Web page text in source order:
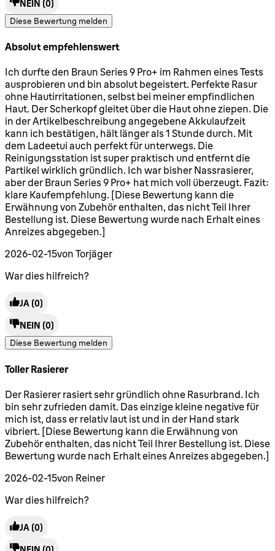
NEIN (0)
Diese Bewertung melden
Absolut empfehlenswert
5 Sterne von maximal 5
Ich durfte den Braun Series 9 Pro+ im Rahmen eines Tests
ausprobieren und bin absolut begeistert. Perfekte Rasur
ohne Hautirritationen, selbst bei meiner empfindlichen
Haut. Der Scherkopf gleitet über die Haut ohne ziepen. Die
in der Artikelbeschreibung angegebene Akkulaufzeit
kann ich bestätigen, hält länger als 1 Stunde durch. Mit
dem Ladeetui auch perfekt für unterwegs. Die
Reinigungsstation ist super praktisch und entfernt die
Partikel wirklich gründlich. Ich war bisher Nassrasierer,
aber der Braun Series 9 Pro+ hat mich voll überzeugt. Fazit:
klare Kaufempfehlung. [Diese Bewertung kann die
Erwähnung von Zubehör enthalten, das nicht Teil Ihrer
Bestellung ist. Diese Bewertung wurde nach Erhalt eines
Anreizes abgegeben.]
2026-02-15von Torjäger
War dies hilfreich?
JA (0)
NEIN (0)
Diese Bewertung melden
Toller Rasierer
4 Sterne von maximal 5
Der Rasierer rasiert sehr gründlich ohne Rasurbrand. Ich
bin sehr zufrieden damit. Das einzige kleine negative für
mich ist, dass er relativ laut ist und in der Hand stark
vibriert. [Diese Bewertung kann die Erwähnung von
Zubehör enthalten, das nicht Teil Ihrer Bestellung ist. Diese
Bewertung wurde nach Erhalt eines Anreizes abgegeben.]
2026-02-15von Reiner
War dies hilfreich?
JA (0)